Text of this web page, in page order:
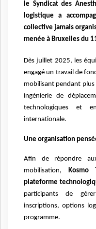
le Syndicat des
logistique a
collective jamais
menée à Bruxelles du
Dès juillet 2025, les
engagé un travail de
mobilisant pendant plus
ingénierie de
technologiques et
internationale.
Une organisation
Afin de répondre
mobilisation,
Kosmo
plateforme
participants de
inscriptions, options
programme.